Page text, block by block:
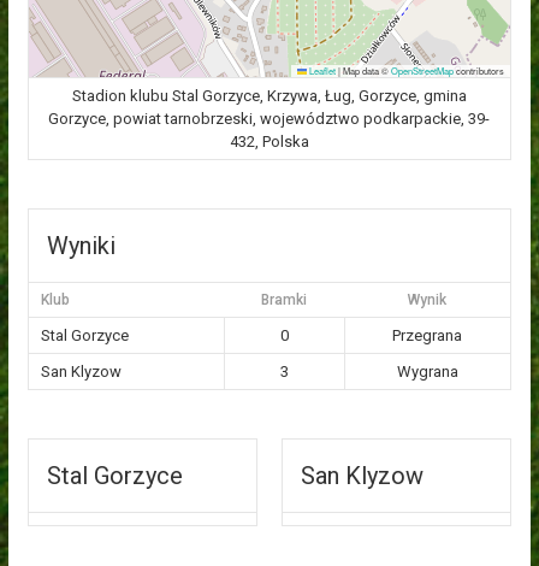
Leaflet |Map data ©OpenStreetMapcontributors
Stadion klubu Stal Gorzyce, Krzywa, Ług, Gorzyce, gmina
Gorzyce, powiat tarnobrzeski, województwo podkarpackie, 39-
432, Polska
Wyniki
Klub Bramki Wynik
Stal Gorzyce 0
Przegrana
San Klyzow
3 Wygrana
Stal Gorzyce San Klyzow